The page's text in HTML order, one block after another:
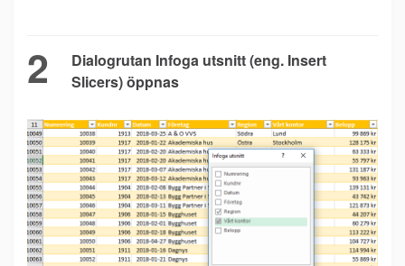
2
Dialogrutan Infoga utsnitt (eng. Insert
Slicers) öppnas